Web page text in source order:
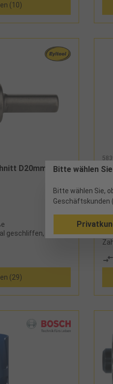
(10)
D20mm
geschliffen, hohe
(29)
Bitte wählen
Bitte wählen Sie,
Geschäftskunden